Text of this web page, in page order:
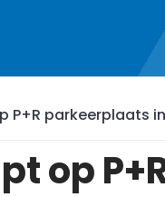
P+R parkeerplaats
op